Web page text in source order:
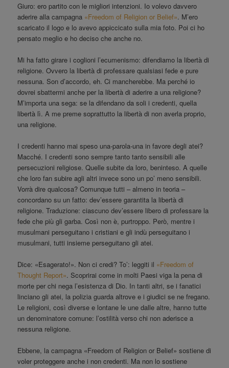
Giuro: ero partito con le migliori intenzioni. Io volevo davvero
aderire alla campagna «Freedom of Religion or Belief». M’ero
scaricato il logo e lo avevo appiccicato sulla mia foto. Poi ci ho
pensato meglio e ho deciso che anche no.
Mi ha fatto girare i coglioni l’ecumenismo: difendiamo la libertà di
religione. Ovvero la libertà di professare qualsiasi fede e pure
nessuna. Son d’accordo, eh. Ci mancherebbe. Ma perché io
dovrei sbattermi anche per la libertà di aderire a una religione?
M’importa una sega: se la difendano da soli i credenti, quella
libertà lì. A me preme soprattutto la libertà di non averla proprio,
una religione.
I credenti hanno mai speso una-parola-una in favore degli atei?
Macché. I credenti sono sempre tanto tanto sensibili alle
persecuzioni religiose. Quelle subite da loro, beninteso. A quelle
che loro fan subire agli altri invece sono un po’ meno sensibili.
Vorrà dire qualcosa? Comunque tutti – almeno in teoria –
concordano su un fatto: dev’essere garantita la libertà di
religione. Traduzione: ciascuno dev’essere libero di professare la
fede che più gli garba. Così non è, purtroppo. Però, mentre i
musulmani perseguitano i cristiani e gli indù perseguitano i
musulmani, tutti insieme perseguitano gli atei.
Dice: «Esagerato!». Non ci credi? To’: leggiti il «Freedom of
Thought Report». Scoprirai come in molti Paesi viga la pena di
morte per chi nega l’esistenza di Dio. In tanti altri, se i fanatici
linciano gli atei, la polizia guarda altrove e i giudici se ne fregano.
Le religioni, così diverse e lontane le une dalle altre, hanno tutte
un denominatore comune: l’ostilità verso chi non aderisce a
nessuna religione.
Ebbene, la campagna «Freedom of Religion or Belief» sostiene di
voler proteggere anche i non credenti. Ma non lo sostiene